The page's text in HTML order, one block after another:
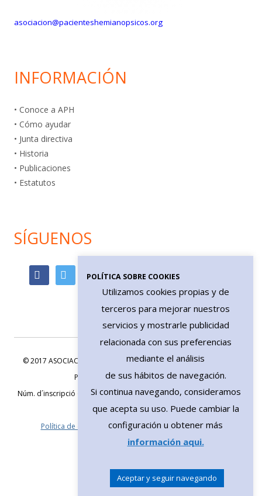
asociacion@pacienteshemianopsicos.org
INFORMACIÓN
• Conoce a APH
• Cómo ayudar
• Junta directiva
• Historia
• Publicaciones
• Estatutos
SÍGUENOS
© 2017 ASOCIACIÓN ONG DE PACIENTES HEMIANÓPSICOS O CON
PÉRDIDAS SECTORIALES DE CAMPO
Núm. d´inscripció 61093 secció 1ª del Registro de Asociaciones de la
Generalitat - CIF G67031393
Política de cookies
-Aviso legal- Diseño web:ipcat.net
POLÍTICA SOBRE COOKIES
Utilizamos cookies propias y de
terceros para mejorar nuestros
servicios y mostrarle publicidad
relacionada con sus preferencias
mediante el análisis
de sus hábitos de navegación.
Si continua navegando, consideramos
que acepta su uso. Puede cambiar la
configuración u obtener más
información aqui.
Aceptar y seguir navegando